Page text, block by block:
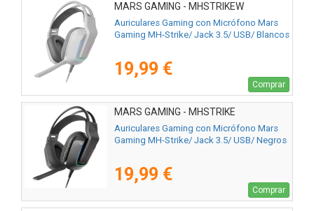
MARS GAMING - MHSTRIKEW
Auriculares Gaming con Micrófono Mars
Gaming MH-Strike/ Jack 3.5/ USB/ Blancos
19,99 €
Comprar
MARS GAMING - MHSTRIKE
Auriculares Gaming con Micrófono Mars
Gaming MH-Strike/ Jack 3.5/ USB/ Negros
19,99 €
Comprar